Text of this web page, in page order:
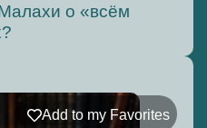
о «всём
Add to my Favorites